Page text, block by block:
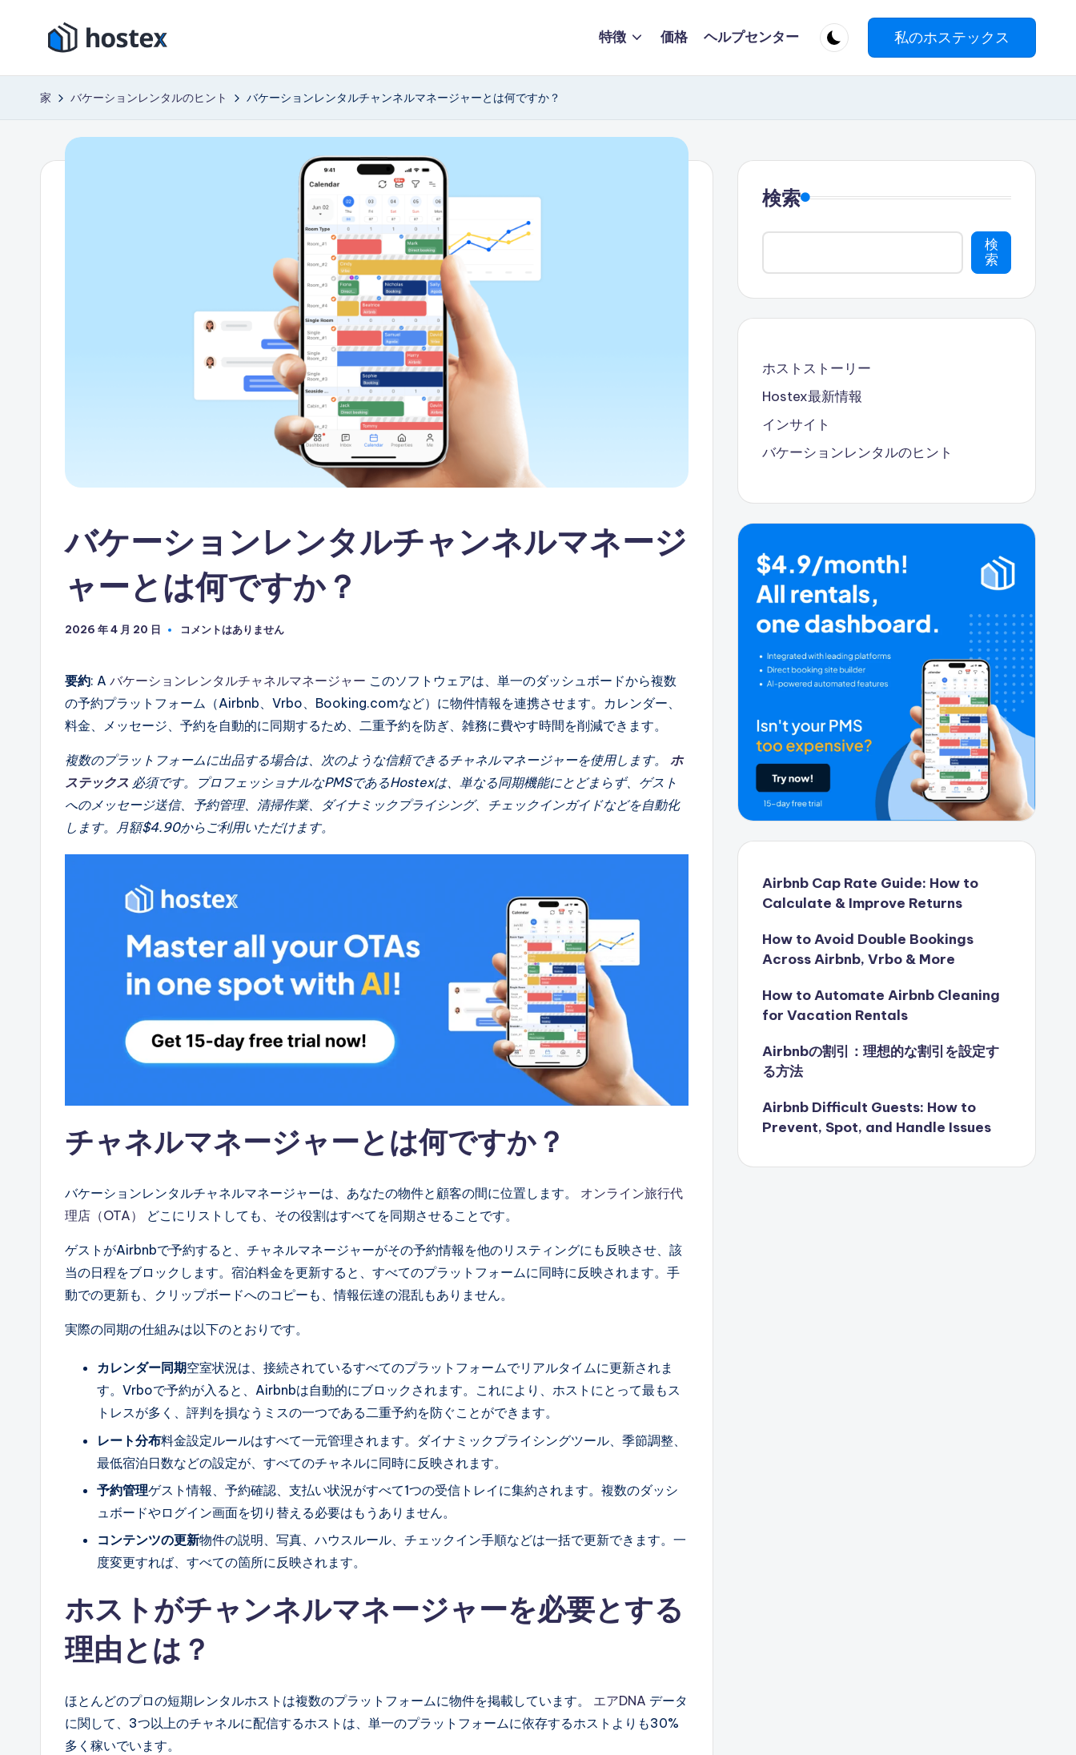
ホ
ス
テ
ッ
で
ー
特徴 価格 ヘルプセンター 私のホステックス
家 バケーションレンタルのヒント バケーションレンタルチャンネルマネージャーとは何ですか？
バケーションレンタルチャンネルマネージ
ャーとは何ですか？
2026 年 4 月 20 日 コメントはありません
要約: A バケーションレンタルチャネルマネージャー このソフトウェアは、単一のダッシュボードから複数
の予約プラットフォーム（Airbnb、Vrbo、Booking.comなど）に物件情報を連携させます。カレンダー、
料金、メッセージ、予約を自動的に同期するため、二重予約を防ぎ、雑務に費やす時間を削減できます。
複数のプラットフォームに出品する場合は、次のような信頼できるチャネルマネージャーを使用します。 ホ
ステックス 必須です。プロフェッショナルなPMSであるHostexは、単なる同期機能にとどまらず、ゲスト
へのメッセージ送信、予約管理、清掃作業、ダイナミックプライシング、チェックインガイドなどを自動化
します。月額$4.90からご利用いただけます。
チャネルマネージャーとは何ですか？
バケーションレンタルチャネルマネージャーは、あなたの物件と顧客の間に位置します。 オンライン旅行代
理店（OTA） どこにリストしても、その役割はすべてを同期させることです。
ゲストがAirbnbで予約すると、チャネルマネージャーがその予約情報を他のリスティングにも反映させ、該
当の日程をブロックします。宿泊料金を更新すると、すべてのプラットフォームに同時に反映されます。手
動での更新も、クリップボードへのコピーも、情報伝達の混乱もありません。
実際の同期の仕組みは以下のとおりです。
カレンダー同期空室状況は、接続されているすべてのプラットフォームでリアルタイムに更新されま
す。Vrboで予約が入ると、Airbnbは自動的にブロックされます。これにより、ホストにとって最もス
トレスが多く、評判を損なうミスの一つである二重予約を防ぐことができます。
レート分布料金設定ルールはすべて一元管理されます。ダイナミックプライシングツール、季節調整、
最低宿泊日数などの設定が、すべてのチャネルに同時に反映されます。
予約管理ゲスト情報、予約確認、支払い状況がすべて1つの受信トレイに集約されます。複数のダッシ
ュボードやログイン画面を切り替える必要はもうありません。
コンテンツの更新物件の説明、写真、ハウスルール、チェックイン手順などは一括で更新できます。一
度変更すれば、すべての箇所に反映されます。
ホストがチャンネルマネージャーを必要とする
理由とは？
ほとんどのプロの短期レンタルホストは複数のプラットフォームに物件を掲載しています。 エアDNA データ
に関して、3つ以上のチャネルに配信するホストは、単一のプラットフォームに依存するホストよりも30%
多く稼いでいます。
検索
検
索
ホストストーリー
Hostex最新情報
インサイト
バケーションレンタルのヒント
Airbnb Cap Rate Guide: How to
Calculate & Improve Returns
How to Avoid Double Bookings
Across Airbnb, Vrbo & More
How to Automate Airbnb Cleaning
for Vacation Rentals
Airbnbの割引：理想的な割引を設定す
る方法
Airbnb Difficult Guests: How to
Prevent, Spot, and Handle Issues